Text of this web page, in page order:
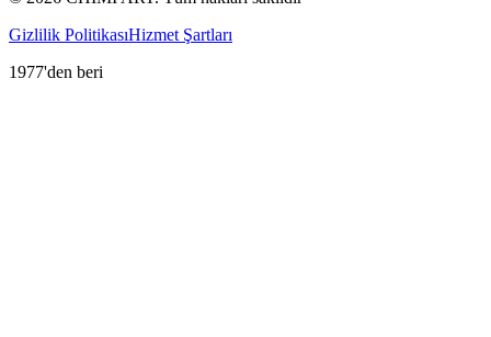
Gizlilik PolitikasıHizmet Şartları
1977'den beri